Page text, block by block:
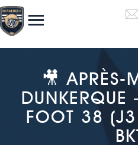
🎥 APRÈS-
DUNKERQUE
FOOT 38